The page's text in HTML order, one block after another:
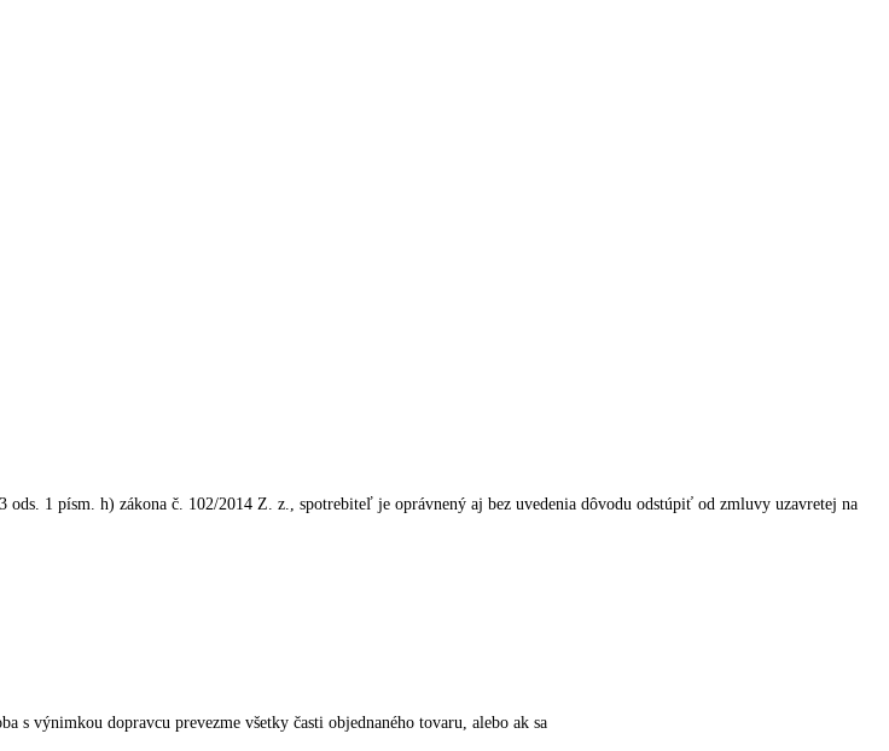
1 písm. h) zákona č. 102/2014 Z. z., spotrebiteľ je oprávnený aj bez uvedenia dôvodu odstúpiť od zmluvy uzavretej na
s výnimkou dopravcu prevezme všetky časti objednaného tovaru, alebo ak sa